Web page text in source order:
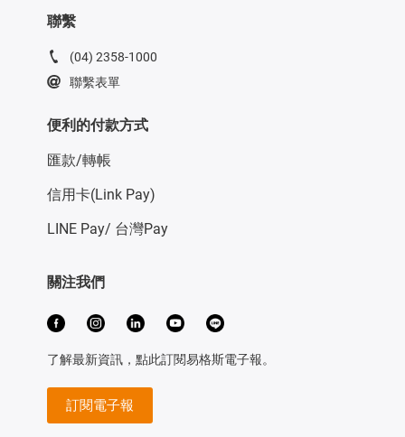
聯繫
(04) 2358-1000
聯繫表單
便利的付款方式
匯款/轉帳
信用卡(Link Pay)
LINE Pay/ 台灣Pay
關注我們
了解最新資訊，點此訂閱易格斯電子報。
訂閱電子報